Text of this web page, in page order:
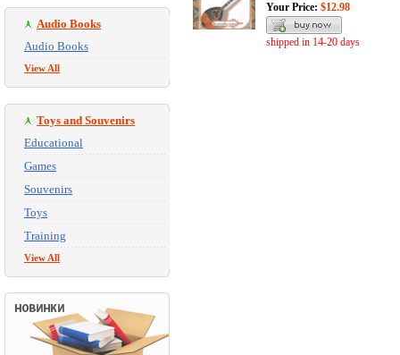
Audio Books
Audio Books
View All
Toys and Souvenirs
Educational
Games
Souvenirs
Toys
Training
View All
Your Price: $12.98
shipped in 14-20 days